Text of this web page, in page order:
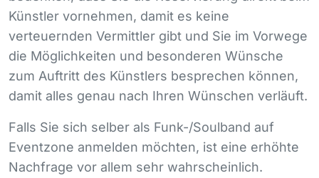
Künstler vornehmen, damit es keine
verteuernden Vermittler gibt und Sie im Vorwege
die Möglichkeiten und besonderen Wünsche
zum Auftritt des Künstlers besprechen können,
damit alles genau nach Ihren Wünschen verläuft.
Falls Sie sich selber als Funk-/Soulband auf
Eventzone anmelden möchten, ist eine erhöhte
Nachfrage vor allem sehr wahrscheinlich.